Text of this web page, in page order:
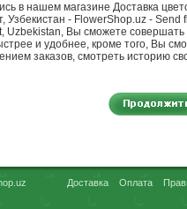
в нашем магазине Доставка
Узбекистан - FlowerShop.uz - Send
Uzbekistan, Вы сможете совершать
и удобнее, кроме того, Вы
заказов, смотреть историю
Доставка Оплата